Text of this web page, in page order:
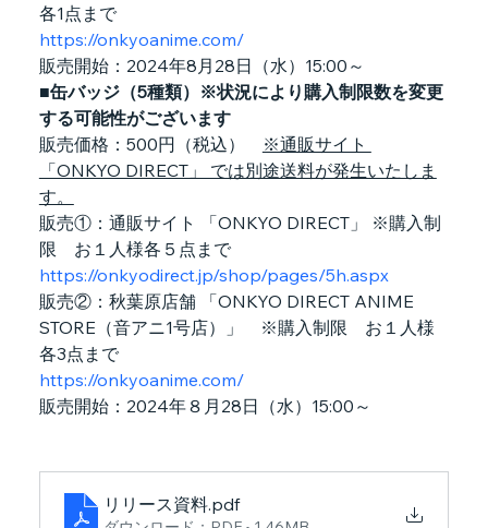
各1点まで
https://onkyoanime.com/
販売開始：2024年8月28日（水）15:00～
■缶バッジ（5種類）※状況により購入制限数を変更
する可能性がございます
販売価格：500円（税込）
※通販サイト
「ONKYO DIRECT」 では別途送料が発生いたしま
す。
販売①：通販サイト 「ONKYO DIRECT」 ※購入制
限　お１人様各５点まで
https://onkyodirect.jp/shop/pages/5h.aspx
販売②：秋葉原店舗 「ONKYO DIRECT ANIME
STORE（音アニ1号店）」　※購入制限　お１人様
各3点まで
https://onkyoanime.com/
販売開始：2024年８月28日（水）15:00～
リリース資料.pdf